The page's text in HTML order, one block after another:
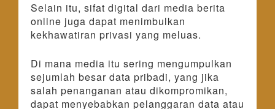
Selain itu, sifat digital dari media berita
online juga dapat menimbulkan
kekhawatiran privasi yang meluas.
Di mana media itu sering mengumpulkan
sejumlah besar data pribadi, yang jika
salah penanganan atau dikompromikan,
dapat menyebabkan pelanggaran data atau